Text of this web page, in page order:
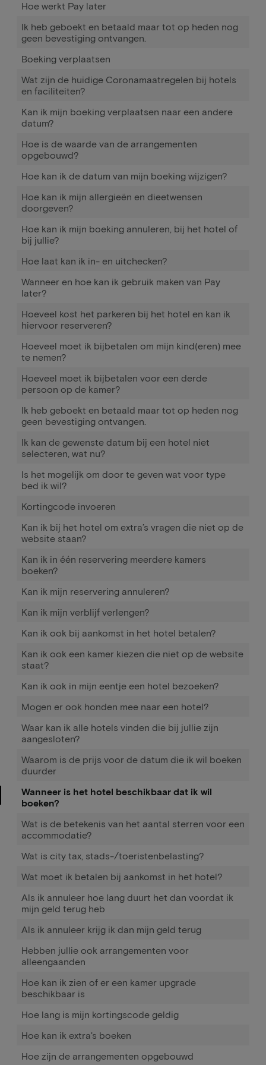
Hoe werkt Pay later
Ik heb geboekt en betaald maar tot op heden nog
geen bevestiging ontvangen.
Boeking verplaatsen
Wat zijn de huidige Coronamaatregelen bij hotels
en faciliteiten?
Kan ik mijn boeking verplaatsen naar een andere
datum?
Hoe is de waarde van de arrangementen
opgebouwd?
Hoe kan ik de datum van mijn boeking wijzigen?
Hoe kan ik mijn allergieën en dieetwensen
doorgeven?
Hoe kan ik mijn boeking annuleren, bij het hotel of
bij jullie?
Hoe laat kan ik in- en uitchecken?
Wanneer en hoe kan ik gebruik maken van Pay
later?
Hoeveel kost het parkeren bij het hotel en kan ik
hiervoor reserveren?
Hoeveel moet ik bijbetalen om mijn kind(eren) mee
te nemen?
Hoeveel moet ik bijbetalen voor een derde
persoon op de kamer?
Ik heb geboekt en betaald maar tot op heden nog
geen bevestiging ontvangen.
Ik kan de gewenste datum bij een hotel niet
selecteren, wat nu?
Is het mogelijk om door te geven wat voor type
bed ik wil?
Kortingcode invoeren
Kan ik bij het hotel om extra’s vragen die niet op de
website staan?
Kan ik in één reservering meerdere kamers
boeken?
Kan ik mijn reservering annuleren?
Kan ik mijn verblijf verlengen?
Kan ik ook bij aankomst in het hotel betalen?
Kan ik ook een kamer kiezen die niet op de website
staat?
Kan ik ook in mijn eentje een hotel bezoeken?
Mogen er ook honden mee naar een hotel?
Waar kan ik alle hotels vinden die bij jullie zijn
aangesloten?
Waarom is de prijs voor de datum die ik wil boeken
duurder
Wanneer is het hotel beschikbaar dat ik wil
boeken?
Wat is de betekenis van het aantal sterren voor een
accommodatie?
Wat is city tax, stads-/toeristenbelasting?
Wat moet ik betalen bij aankomst in het hotel?
Als ik annuleer hoe lang duurt het dan voordat ik
mijn geld terug heb
Als ik annuleer krijg ik dan mijn geld terug
Hebben jullie ook arrangementen voor
alleengaanden
Hoe kan ik zien of er een kamer upgrade
beschikbaar is
Hoe lang is mijn kortingscode geldig
Hoe kan ik extra's boeken
Hoe zijn de arrangementen opgebouwd